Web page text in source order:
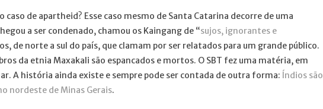
de apartheid? Esse caso mesmo de Santa Catarina decorre de uma
a ser condenado, chamou os Kaingang de “sujos, ignorantes e
de norte a sul do país, que clamam por ser relatados para um grande público.
da etnia Maxakali são espancados e mortos. O SBT fez uma matéria, em
A história ainda existe e sempre pode ser contada de outra forma: Índios são
nordeste de Minas Gerais.